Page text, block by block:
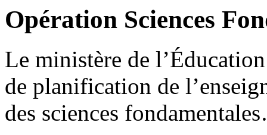
Opération Sciences
Le ministère de
de planification de
des sciences